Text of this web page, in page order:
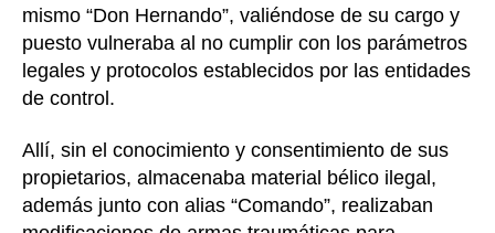
mismo “Don Hernando”, valiéndose de su cargo y
puesto vulneraba al no cumplir con los parámetros
legales y protocolos establecidos por las entidades
de control.
Allí, sin el conocimiento y consentimiento de sus
propietarios, almacenaba material bélico ilegal,
además junto con alias “Comando”, realizaban